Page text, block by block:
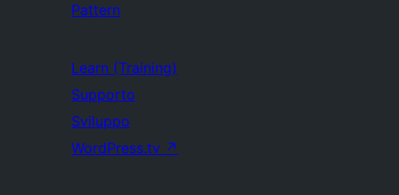
Pattern
Learn (Training)
Supporto
Sviluppo
WordPress.tv ↗